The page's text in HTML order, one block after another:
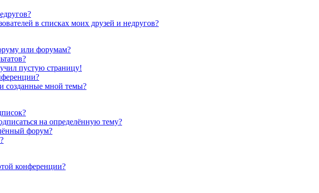
в списках моих друзей и недругов?
или форумам?
пустую страницу!
созданные мной темы?
на определённую тему?
форум?
конференции?